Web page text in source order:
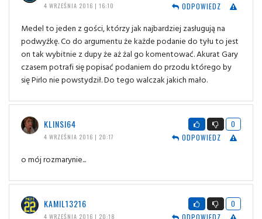
4 WRZEŚNIA 2016 | 16:10
ODPOWIEDZ
Medel to jeden z gości, którzy jak najbardziej zasługują na
podwyżkę. Co do argumentu że każde podanie do tyłu to jest
on tak wybitnie z dupy że aż żal go komentować. Akurat Gary
czasem potrafi się popisać podaniem do przodu którego by
się Pirlo nie powstydził. Do tego walczak jakich mało.
KLINSI64
4 WRZEŚNIA 2016 | 20:17
0
ODPOWIEDZ
o mój rozmarynie...
KAMIL13216
4 WRZEŚNIA 2016 | 20:18
0
ODPOWIEDZ